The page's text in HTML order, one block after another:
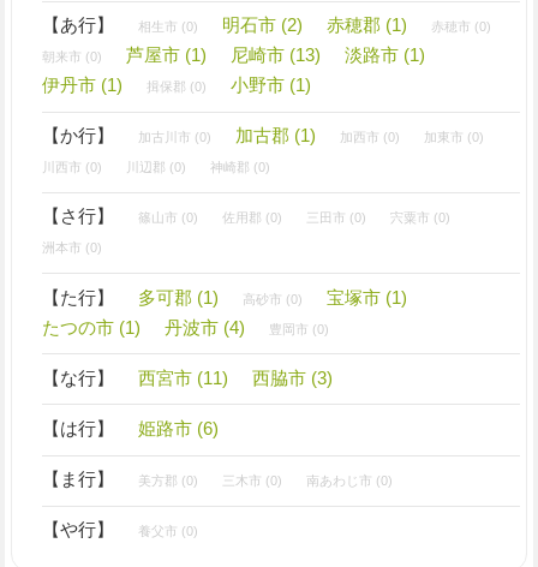
【あ行】 相生市 (0) 明石市 (2) 赤穂郡 (1) 赤穂市 (0)
朝来市 (0) 芦屋市 (1) 尼崎市 (13)
淡路市 (1)
伊丹市 (1)
揖保郡 (0) 小野市 (1)
【か行】 加古川市 (0) 加古郡 (1) 加西市 (0) 加東市 (0)
川西市 (0) 川辺郡 (0) 神崎郡 (0)
【さ行】 篠山市 (0) 佐用郡 (0) 三田市 (0) 宍粟市 (0)
洲本市 (0)
【た行】 多可郡 (1) 高砂市 (0)
宝塚市 (1)
たつの市 (1)
丹波市 (4) 豊岡市 (0)
【な行】 西宮市 (11) 西脇市 (3)
【は行】 姫路市 (6)
【ま行】 美方郡 (0) 三木市 (0) 南あわじ市 (0)
【や行】 養父市 (0)